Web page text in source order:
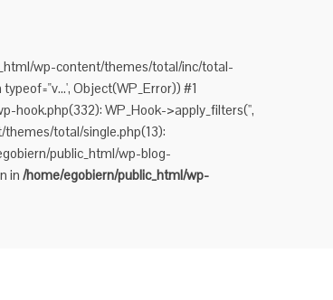
wp-content/themes/total/inc/total-
Object(WP_Error)) #1
hook.php(332): WP_Hook->apply_filters('',
total/single.php(13):
public_html/wp-blog-
in /home/egobiern/public_html/wp-